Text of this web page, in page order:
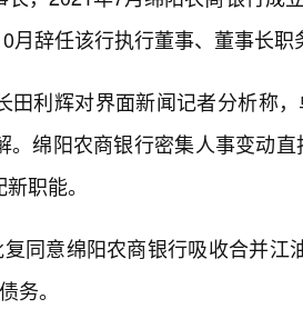
辞任该行执行董事、董事长职
田利辉对界面新闻记者分析称
绵阳农商银行密集人事变动
职能。
同意绵阳农商银行吸收合并江
务。